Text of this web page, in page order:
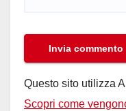
Questo sito utilizza
Scopri come